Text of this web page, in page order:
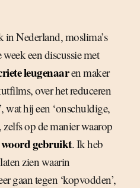
Nederland, moslima’s
een discussie met
leugenaaren maker
over het reduceren
wat hij een ‘onschuldige,
op de manier waarop
gebruikt. Ik heb
zien waarin
gaan tegen ‘kopvodden’,